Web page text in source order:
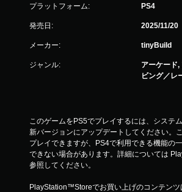
プラットフォーム: PS4
発売日: 2025/11/20
メーカー: tinyBuild
ジャンル:
アーケード,
ビング／レ
このゲームをPS5でプレイするには、システ
新バージョンにアップデートしてください。
プレイできますが、PS4で利用できる機能の
できない場合があります。詳細については
参照してください。
PlayStation™Storeでお買い上げのコンテンツ